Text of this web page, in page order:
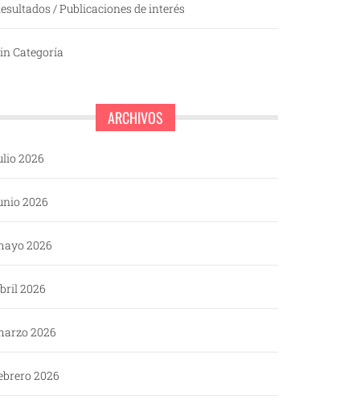
/ Publicaciones de interés
Categoría
ARCHIVOS
2026
2026
2026
2026
2026
2026